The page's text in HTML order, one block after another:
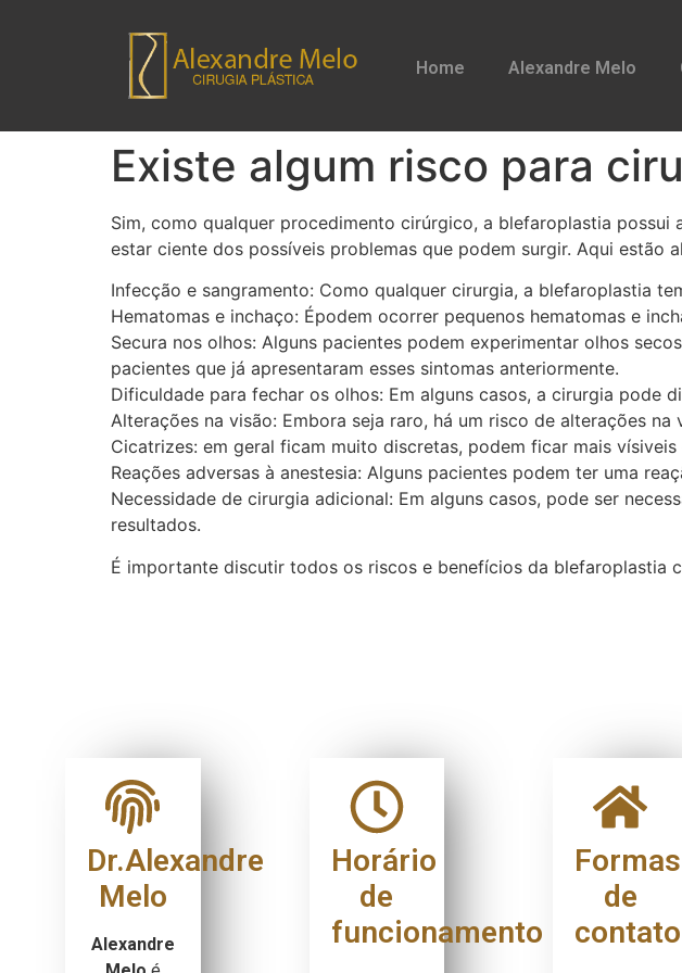
Home Alexandre Melo
Existe algum risco para
Sim, como qualquer procedimento cirúrgico, a blefaroplastia
estar ciente dos possíveis problemas que podem surgir. Aqui estão
Infecção e sangramento: Como qualquer cirurgia, a blefaroplastia
Hematomas e inchaço: Épodem ocorrer pequenos hematomas e
Secura nos olhos: Alguns pacientes podem experimentar olhos
pacientes que já apresentaram esses sintomas anteriormente.
Dificuldade para fechar os olhos: Em alguns casos, a cirurgia
Alterações na visão: Embora seja raro, há um risco de alterações
Cicatrizes: em geral ficam muito discretas, podem ficar mais vísiveis
Reações adversas à anestesia: Alguns pacientes podem ter uma
Necessidade de cirurgia adicional: Em alguns casos, pode ser
resultados.
É importante discutir todos os riscos e benefícios da blefaroplastia
Dr.Alexandre
Melo
Alexandre
Horário
de
funcionamento
Formas
de
contato